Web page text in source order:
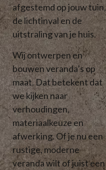
afgestemd op jouw tuin,
de lichtinval en de
uitstraling van je huis.
Wij ontwerpen en
bouwen veranda’s op
maat. Dat betekent dat
we kijken naar
verhoudingen,
materiaalkeuze en
afwerking. Of je nu een
rustige, moderne
veranda wilt of juist een